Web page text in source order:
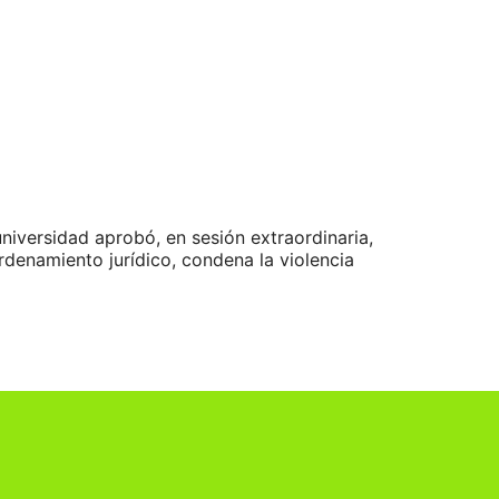
aprobó, en sesión extraordinaria,
jurídico, condena la violencia